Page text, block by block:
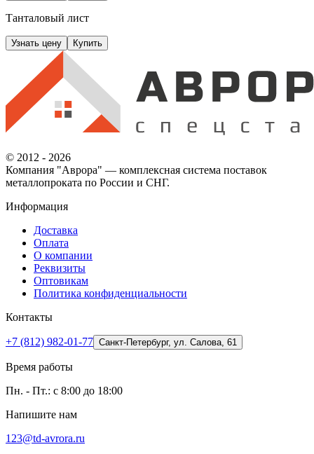
Танталовый лист
Узнать цену Купить
© 2012 - 2026
Компания "Аврора" — комплексная система поставок
металлопроката по России и СНГ.
Информация
Доставка
Оплата
О компании
Реквизиты
Оптовикам
Политика конфиденциальности
Контакты
+7 (812) 982-01-77 Санкт-Петербург, ул. Салова, 61
Время работы
Пн. - Пт.: с 8:00 до 18:00
Напишите нам
123@td-avrora.ru